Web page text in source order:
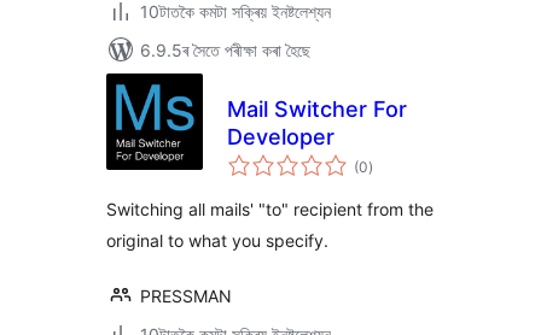
10টাতকৈ কমটা সক্ৰিয় ইনষ্টলেশ্যন
6.9.5ৰ সৈতে পৰীক্ষা কৰা হৈছে
Mail Switcher For
Developer
(0টা
মুঠ)
Switching all mails' "to" recipient from the
original to what you specify.
PRESSMAN